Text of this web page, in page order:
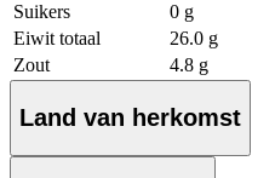
Suikers
0 g
Eiwit totaal
26.0 g
Zout
4.8 g
Land van herkomst